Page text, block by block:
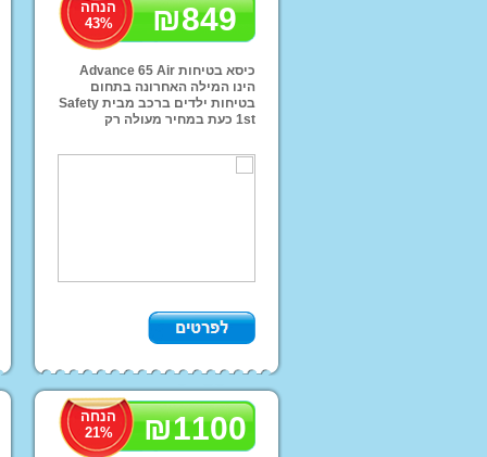
קורקינטים
בית בובות
עגלות בובה + בובות
מתקני סלים לילדים
וביגוד
קטלוג מותג הבית FALK
צרפת
₪849
הנחה
43%
כיסא בטיחות Advance 65 Air
הינו המילה האחרונה בתחום
בטיחות ילדים ברכב מבית Safety
1st כעת במחיר מעולה רק
הארץ!
₪1100
הנחה
21%